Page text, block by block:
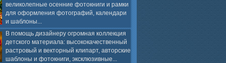
великолепные осенние фотокниги и рамки
для оформления фотографий, календари
и шаблоны...
В помощь дизайнеру огромная коллекция
детского материала: высококачественный
растровый и векторный клипарт, авторские
шаблоны и фотокниги, эксклюзивные...